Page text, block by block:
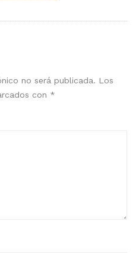
no será publicada. Los
con *